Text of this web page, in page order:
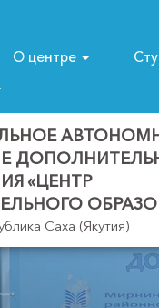
О центре
«ЦЕНТР
Саха (Якутия)